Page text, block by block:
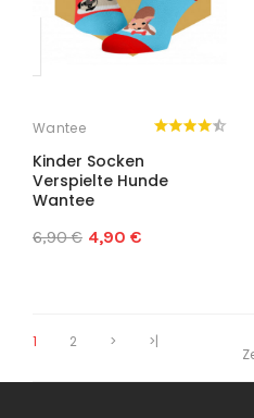
Wantee
Kinder Socken
Verspielte Hunde
Wantee
6,90 € 4,90 €
1 2 > >|